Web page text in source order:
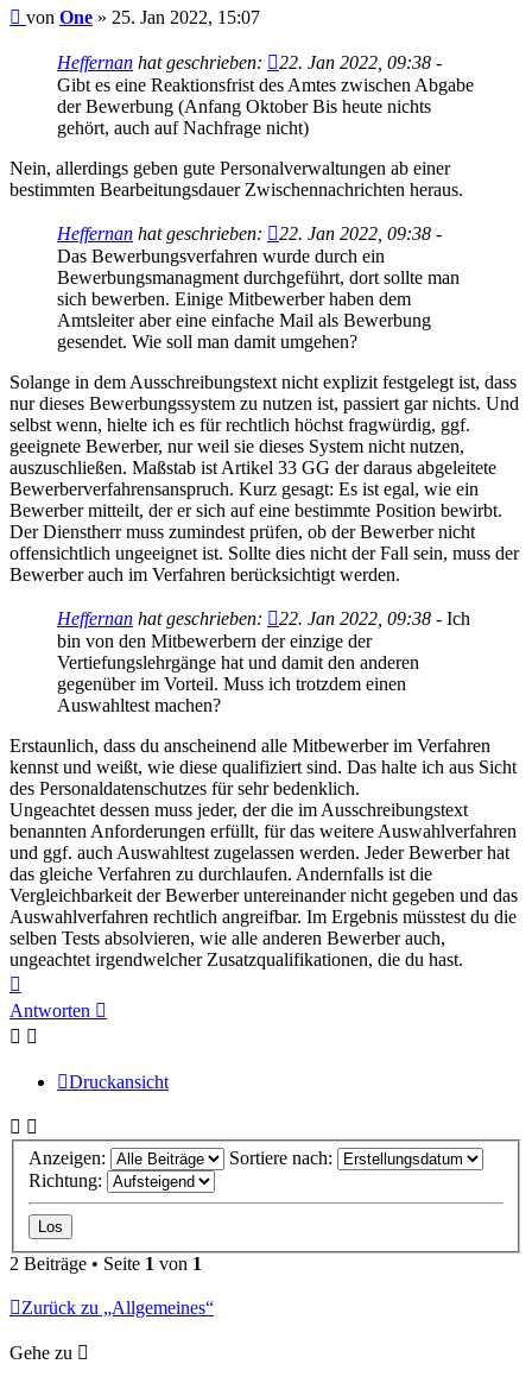
Beitrag
von One » 25. Jan 2022, 15:07
Heffernan hat geschrieben: 22. Jan 2022, 09:38 -
Gibt es eine Reaktionsfrist des Amtes zwischen Abgabe
der Bewerbung (Anfang Oktober Bis heute nichts
gehört, auch auf Nachfrage nicht)
Nein, allerdings geben gute Personalverwaltungen ab einer
bestimmten Bearbeitungsdauer Zwischennachrichten heraus.
Heffernan hat geschrieben: 22. Jan 2022, 09:38 -
Das Bewerbungsverfahren wurde durch ein
Bewerbungsmanagment durchgeführt, dort sollte man
sich bewerben. Einige Mitbewerber haben dem
Amtsleiter aber eine einfache Mail als Bewerbung
gesendet. Wie soll man damit umgehen?
Solange in dem Ausschreibungstext nicht explizit festgelegt ist, dass
nur dieses Bewerbungssystem zu nutzen ist, passiert gar nichts. Und
selbst wenn, hielte ich es für rechtlich höchst fragwürdig, ggf.
geeignete Bewerber, nur weil sie dieses System nicht nutzen,
auszuschließen. Maßstab ist Artikel 33 GG der daraus abgeleitete
Bewerberverfahrensanspruch. Kurz gesagt: Es ist egal, wie ein
Bewerber mitteilt, der er sich auf eine bestimmte Position bewirbt.
Der Dienstherr muss zumindest prüfen, ob der Bewerber nicht
offensichtlich ungeeignet ist. Sollte dies nicht der Fall sein, muss der
Bewerber auch im Verfahren berücksichtigt werden.
Heffernan hat geschrieben: 22. Jan 2022, 09:38 - Ich
bin von den Mitbewerbern der einzige der
Vertiefungslehrgänge hat und damit den anderen
gegenüber im Vorteil. Muss ich trotzdem einen
Auswahltest machen?
Erstaunlich, dass du anscheinend alle Mitbewerber im Verfahren
kennst und weißt, wie diese qualifiziert sind. Das halte ich aus Sicht
des Personaldatenschutzes für sehr bedenklich.
Ungeachtet dessen muss jeder, der die im Ausschreibungstext
benannten Anforderungen erfüllt, für das weitere Auswahlverfahren
und ggf. auch Auswahltest zugelassen werden. Jeder Bewerber hat
das gleiche Verfahren zu durchlaufen. Andernfalls ist die
Vergleichbarkeit der Bewerber untereinander nicht gegeben und das
Auswahlverfahren rechtlich angreifbar. Im Ergebnis müsstest du die
selben Tests absolvieren, wie alle anderen Bewerber auch,
ungeachtet irgendwelcher Zusatzqualifikationen, die du hast.
oben
Antworten
Druckansicht
Anzeigen:
Sortiere nach:
Richtung:
2 Beiträge • Seite 1 von 1
Zurück zu „Allgemeines“
Gehe zu